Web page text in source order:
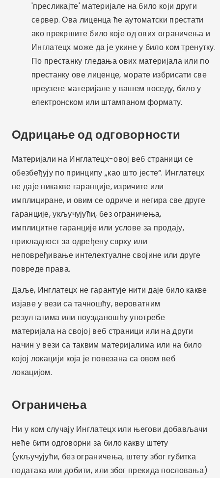
'пресликајте' материјале на било који други
сервер. Ова лиценца ће аутоматски престати
ако прекршите било које од ових ограничења и
Инглатецх може да је укине у било ком тренутку.
По престанку гледања ових материјала или по
престанку ове лиценце, морате избрисати све
преузете материјале у вашем поседу, било у
електронском или штампаном формату.
Одрицање од одговорности
Материјали на Инглатецх-овој веб страници се
обезбеђују по принципу „као што јесте“. Инглатецх
не даје никакве гаранције, изричите или
имплициране, и овим се одриче и негира све друге
гаранције, укључујући, без ограничења,
имплицитне гаранције или услове за продају,
прикладност за одређену сврху или
неповређивање интелектуалне својине или друге
повреде права.
Даље, Инглатецх не гарантује нити даје било какве
изјаве у вези са тачношћу, вероватним
резултатима или поузданошћу употребе
материјала на својој веб страници или на други
начин у вези са таквим материјалима или на било
којој локацији која је повезана са овом веб
локацијом.
Ограничења
Ни у ком случају Инглатецх или његови добављачи
неће бити одговорни за било какву штету
(укључујући, без ограничења, штету због губитка
података или добити, или због прекида пословања)